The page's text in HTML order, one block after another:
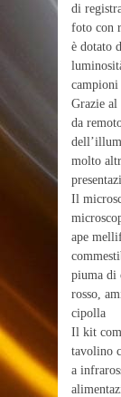
di
foto con
è dotato
campioni
Grazie al
da
molto
Il
ape
piuma di
rosso,
cipolla
Il kit
tavolino
a